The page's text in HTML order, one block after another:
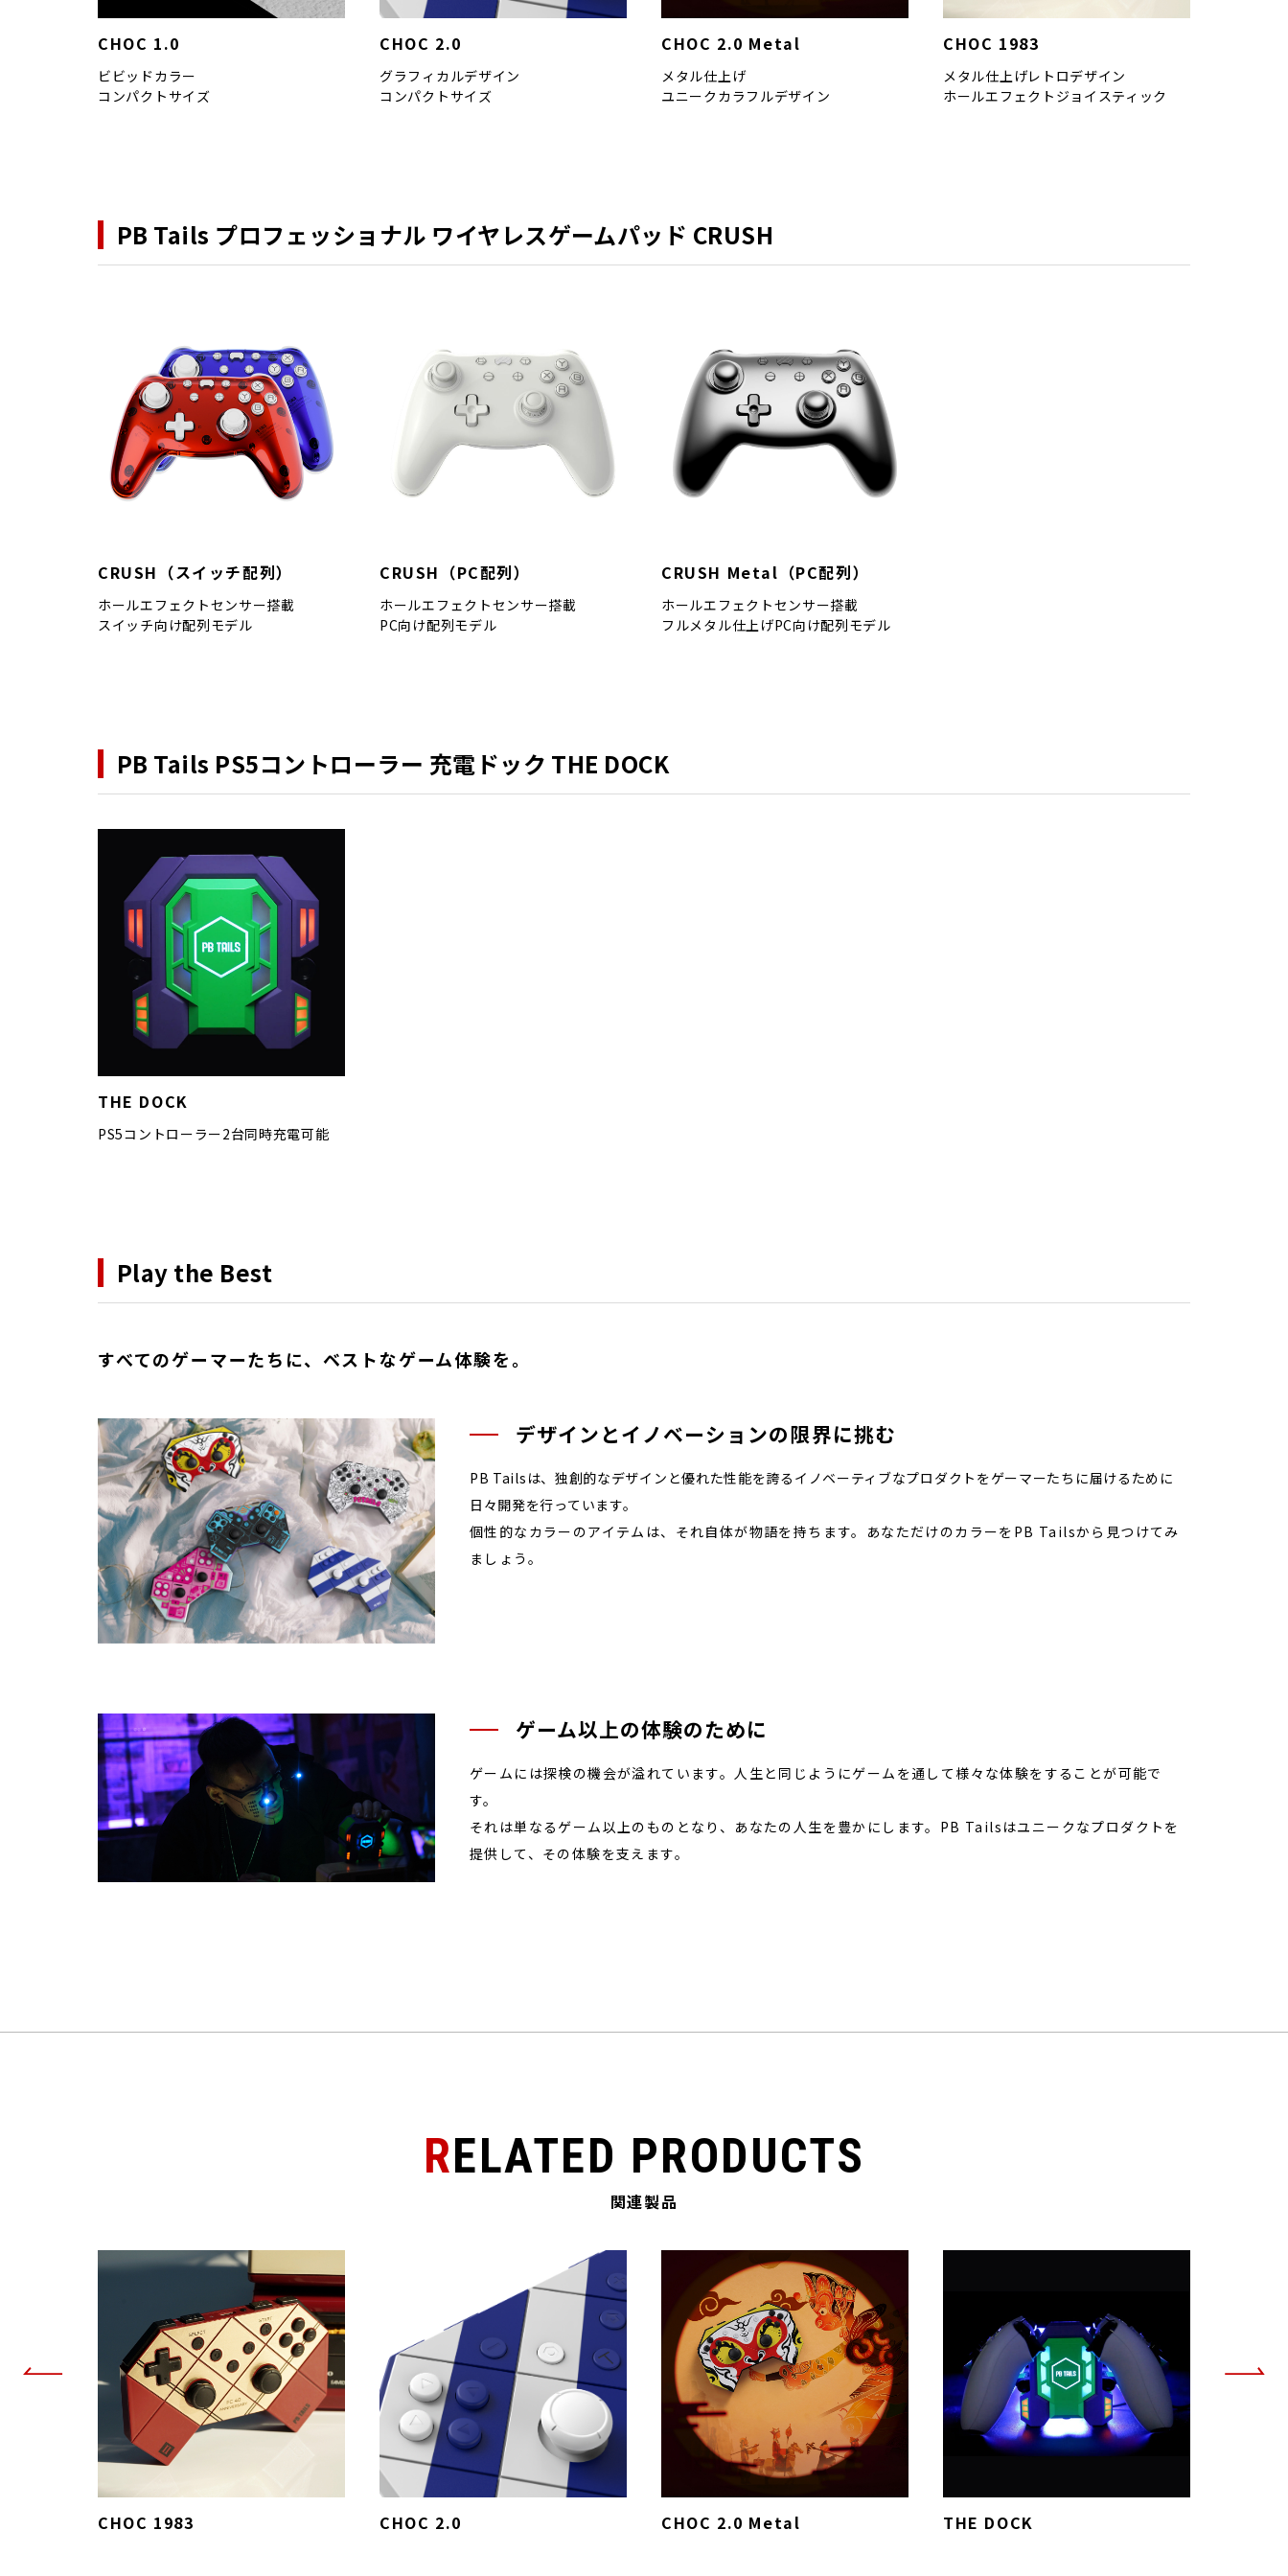
CHOC 1.0
ビビッドカラー
コンパクトサイズ
CHOC 2.0
グラフィカルデザイン
コンパクトサイズ
CHOC 2.0 Metal
メタル仕上げ
ユニークカラフルデザイン
CHOC 1983
メタル仕上げレトロデザイン
ホールエフェクトジョイスティック
PB Tails プロフェッショナル ワイヤレスゲームパッド CRUSH
CRUSH（スイッチ配列）
ホールエフェクトセンサー搭載
スイッチ向け配列モデル
CRUSH（PC配列）
ホールエフェクトセンサー搭載
PC向け配列モデル
CRUSH Metal（PC配列）
ホールエフェクトセンサー搭載
フルメタル仕上げPC向け配列モデル
PB Tails PS5コントローラー 充電ドック THE DOCK
THE DOCK
PS5コントローラー2台同時充電可能
Play the Best
すべてのゲーマーたちに、ベストなゲーム体験を。
デザインとイノベーションの限界に挑む
PB Tailsは、独創的なデザインと優れた性能を誇るイノベーティブなプロダクトをゲーマーたちに届けるために
日々開発を行っています。
個性的なカラーのアイテムは、それ自体が物語を持ちます。あなただけのカラーをPB Tailsから見つけてみ
ましょう。
ゲーム以上の体験のために
ゲームには探検の機会が溢れています。人生と同じようにゲームを通して様々な体験をすることが可能で
す。
それは単なるゲーム以上のものとなり、あなたの人生を豊かにします。PB Tailsはユニークなプロダクトを
提供して、その体験を支えます。
RELATED PRODUCTS
関連製品
CHOC 1983 CHOC 2.0 CHOC 2.0 Metal THE DOCK